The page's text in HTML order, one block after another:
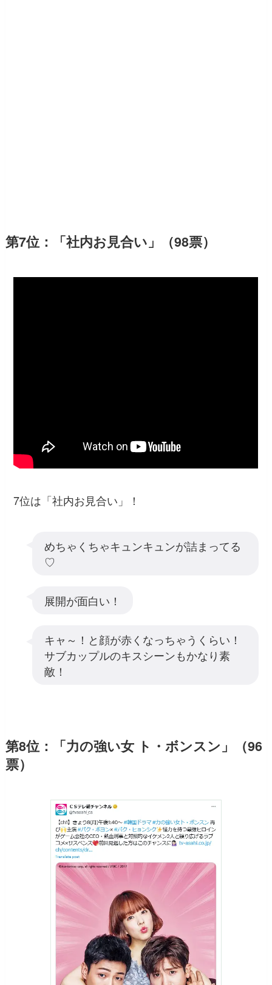
第7位：「社内お見合い」（98票）
7位は「社内お見合い」！
めちゃくちゃキュンキュンが詰まってる
♡
展開が面白い！
キャ～！と顔が赤くなっちゃうくらい！
サブカップルのキスシーンもかなり素
敵！
第8位：「力の強い女 ト・ボンスン」（96
票）